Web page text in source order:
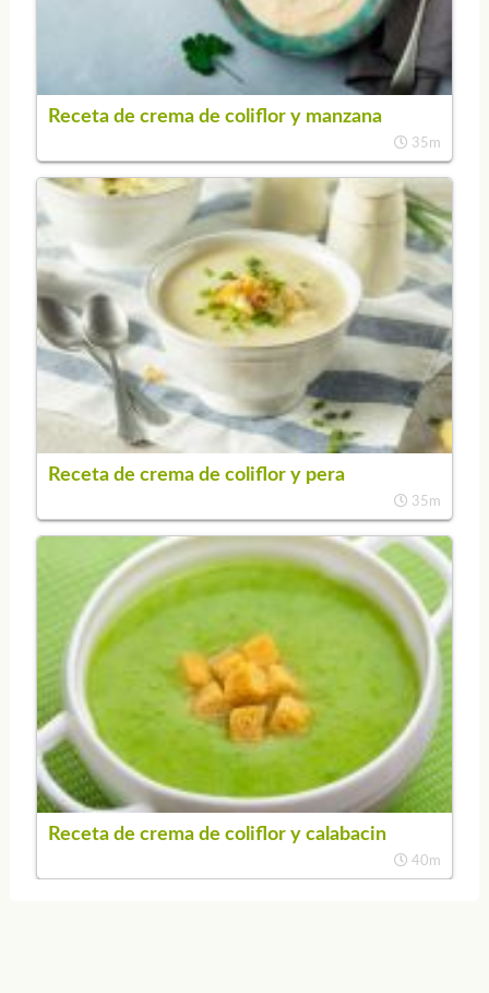
Receta de crema de coliflor y manzana
35m
Receta de crema de coliflor y pera
35m
Receta de crema de coliflor y calabacin
40m